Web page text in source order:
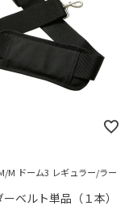
M ドーム3 レギュラー/ラー
ベルト単品（１本）